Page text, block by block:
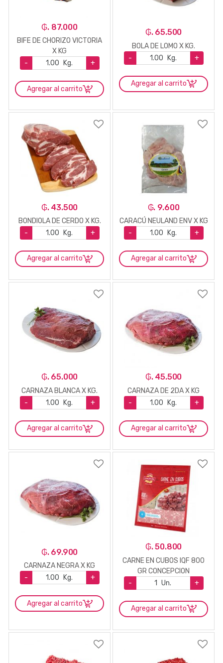
₲. 87.000
BIFE DE CHORIZO VICTORIA
X KG
-
Kg. +
Agregar al carrito
₲. 65.500
BOLA DE LOMO X KG.
-
Kg. +
Agregar al carrito
₲. 43.500
BONDIOLA DE CERDO X KG.
-
Kg. +
Agregar al carrito
₲. 9.600
CARACÚ NEULAND ENV X KG
-
Kg. +
Agregar al carrito
₲. 65.000
CARNAZA BLANCA X KG.
-
Kg. +
Agregar al carrito
₲. 45.500
CARNAZA DE 2DA X KG
-
Kg. +
Agregar al carrito
₲. 69.900
CARNAZA NEGRA X KG
-
Kg. +
Agregar al carrito
₲. 50.800
CARNE EN CUBOS IQF 800
GR CONCEPCION
-
Un. +
Agregar al carrito